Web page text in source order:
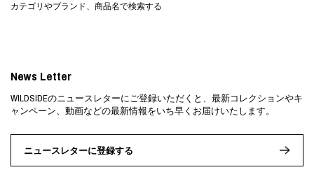
カテゴリやブランド、商品名で検索する
News Letter
WILDSIDEのニュースレターにご登録いただくと、最新コレクションやキ
ャンペーン、動画などの最新情報をいち早くお届けいたします。
ニュースレターに登録する